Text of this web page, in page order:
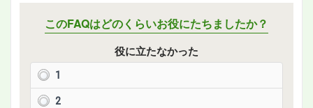
このFAQはどのくらいお役にたちましたか？
役に立たなかった
1
2